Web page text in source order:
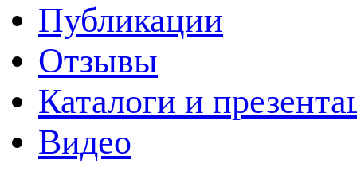
Публикации
Отзывы
Каталоги и
Видео